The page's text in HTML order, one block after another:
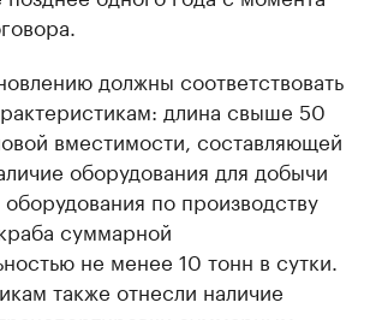
должны соответствовать
длина свыше 50
вместимости, составляющей
оборудования для добычи
по производству
суммарной
не менее 10 тонн в сутки.
также отнесли наличие